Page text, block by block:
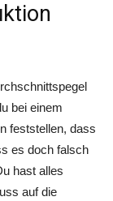
bei einem
feststellen, dass
es doch falsch
hast alles
auf die